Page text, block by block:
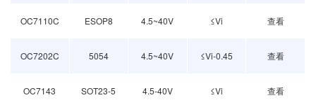
OC7110C ESOP8 4.5~40V ≤Vi 查看
OC7202C 5054 4.5~40V ≤Vi-0.45 查看
OC7143 SOT23-5 4.5-40V ≤Vi 查看